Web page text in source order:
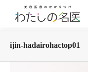
ijin-hadairohactop01